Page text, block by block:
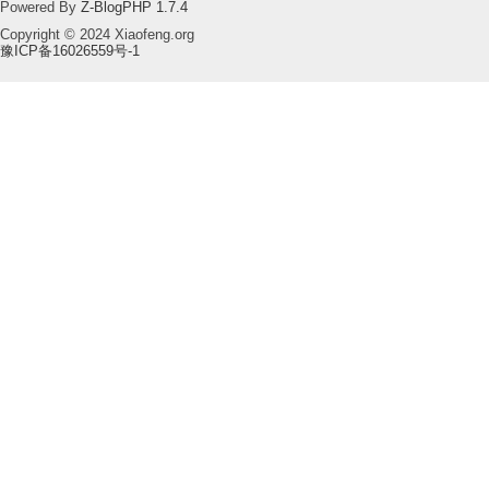
Powered By Z-BlogPHP 1.7.4
Copyright © 2024 Xiaofeng.org
豫ICP备16026559号-1